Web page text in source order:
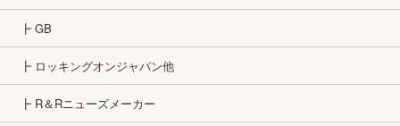
┣ GB
┣ ロッキングオンジャパン他
┣ R＆Rニューズメーカー